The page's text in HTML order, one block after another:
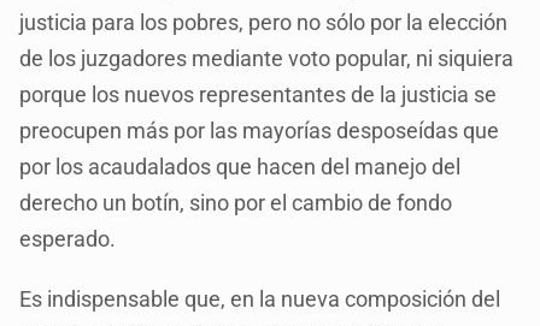
justicia para los pobres, pero no sólo por la elección
de los juzgadores mediante voto popular, ni siquiera
porque los nuevos representantes de la justicia se
preocupen más por las mayorías desposeídas que
por los acaudalados que hacen del manejo del
derecho un botín, sino por el cambio de fondo
esperado.
Es indispensable que, en la nueva composición del